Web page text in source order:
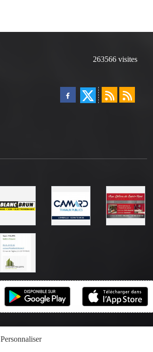
263566 visites
Personnaliser